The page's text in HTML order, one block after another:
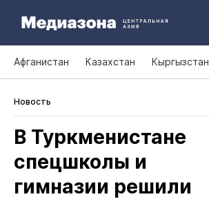
Афганистан Казахстан Кыргызстан
Новость
В Туркменистане
спецшколы и
гимназии решили